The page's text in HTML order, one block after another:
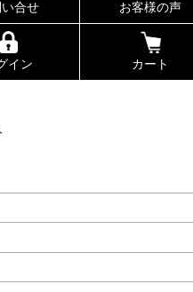
合せ お客様の声
イン カート